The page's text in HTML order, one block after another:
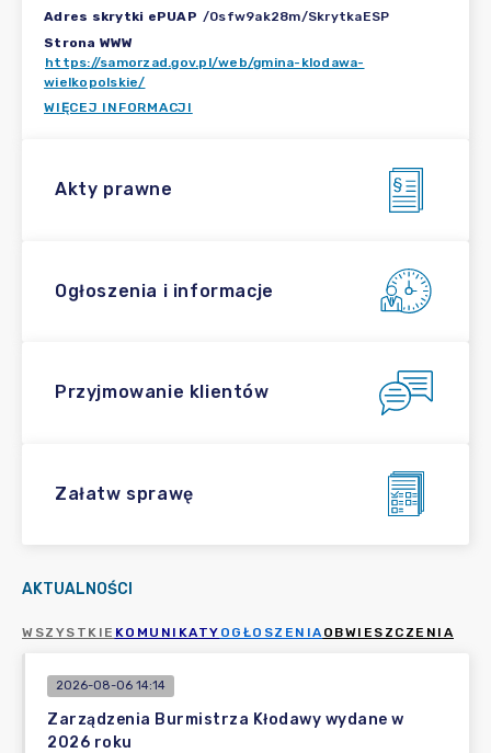
Adres skrytki ePUAP /0sfw9ak28m/SkrytkaESP
Strona WWW
https://samorzad.gov.pl/web/gmina-klodawa-
wielkopolskie/
WIĘCEJ INFORMACJI
Akty prawne
Ogłoszenia i informacje
Przyjmowanie klientów
Załatw sprawę
AKTUALNOŚCI
WSZYSTKIE KOMUNIKATY OGŁOSZENIA OBWIESZCZENIA
2026-08-06 14:14
Zarządzenia Burmistrza Kłodawy wydane w
2026 roku